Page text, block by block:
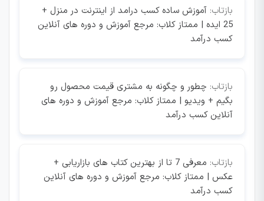
بازتاب: آموزش ساده کسب درامد از اینترنت در منزل +
25 ایده | ممتاز کلاب: مرجع آموزش و دوره های آنلاین
کسب درآمد
بازتاب: چطور و چگونه به مشتری قیمت محصول رو
بگیم + ویدیو | ممتاز کلاب: مرجع آموزش و دوره های
آنلاین کسب درآمد
بازتاب:
معرفی 7 تا از بهترین کتاب های بازاریابی +
عکس | ممتاز کلاب: مرجع آموزش و دوره های آنلاین
کسب درآمد